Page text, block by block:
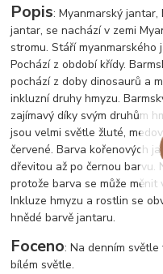
Popis: Myanmarský
jantar, se nachází v zemi
stromu. Stáří
Pochází z období křídy.
pochází z doby dinosaurů a
inkluzní druhy hmyzu.
zajímavý díky svým druhům
jsou velmi světle žluté,
červené. Barva kořenových
dřevitou až po černou barvu.
protože barva se může
Inkluze hmyzu a rostlin se
hnědé barvě jantaru.
Foceno: Na denním
bílém světle.